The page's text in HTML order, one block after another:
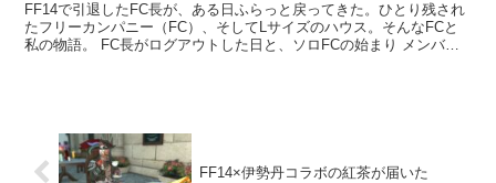
FF14で引退したFC長が、ある日ふらっと戻ってきた。ひとり残され
たフリーカンパニー（FC）、そしてLサイズのハウス。そんなFCと
私の物語。 FC長がログアウトした日と、ソロFCの始まり メンバー
FF14×伊勢丹コラボの紅茶が届いた